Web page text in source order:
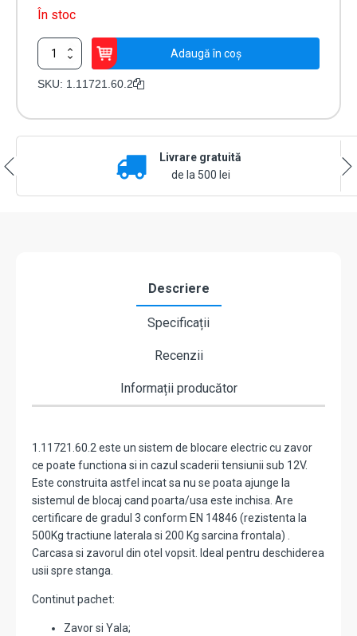
În stoc
Cantitate
Yala
electrica
Adaugă în coș
SKU: 1.11721.60.2
Livrare gratuită
de la 500 lei
Descriere
Specificații
Recenzii
Informații producător
1.11721.60.2 este un sistem de blocare electric cu zavor
ce poate functiona si in cazul scaderii tensiunii sub 12V.
Este construita astfel incat sa nu se poata ajunge la
sistemul de blocaj cand poarta/usa este inchisa. Are
certificare de gradul 3 conform EN 14846 (rezistenta la
500Kg tractiune laterala si 200 Kg sarcina frontala) .
Carcasa si zavorul din otel vopsit. Ideal pentru deschiderea
usii spre stanga.
Continut pachet:
Zavor si Yala;